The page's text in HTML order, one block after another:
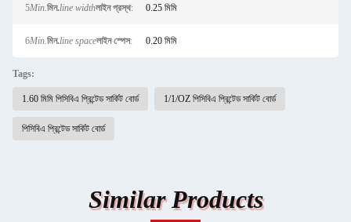
5Min.মিন.line widthলাইন প্রস্থ: 0.25 মিমি
6Min.মিন.line spaceলাইন স্পেস: 0.20 মিমি
Tags:
1.60 মিমি পিসিবিএ প্রিন্টেড সার্কিট বোর্ড 1/1/OZ পিসিবিএ প্রিন্টেড সার্কিট বোর্ড
পিসিবিএ প্রিন্টেড সার্কিট বোর্ড
Similar Products